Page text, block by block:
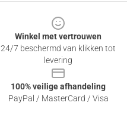
Winkel met vertrouwen
24/7 beschermd van klikken tot
levering
100% veilige afhandeling
PayPal / MasterCard / Visa